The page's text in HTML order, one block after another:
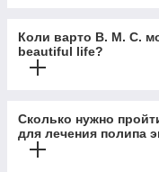
Коли варто В. М. С.
beautiful life?
Сколько нужно
для лечения полипа